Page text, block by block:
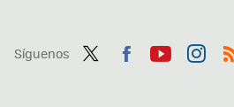
Síguenos